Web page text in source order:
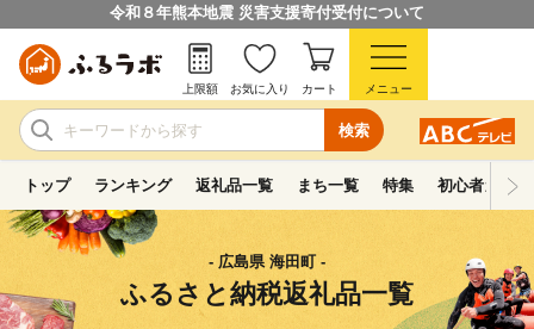
令和８年熊本地震 災害支援寄付受付について
検索
上限額 お気に入り カート メニュー
トップ ランキング 返礼品一覧 まち一覧 特集 初心者ガイド
- 広島県 海田町 -
ふるさと納税返礼品一覧